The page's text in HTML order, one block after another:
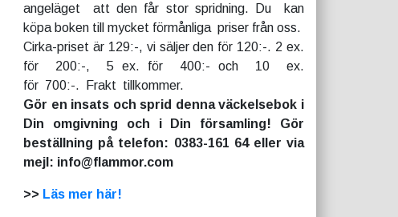
angeläget att den får stor spridning. Du kan
köpa boken till mycket förmånliga priser från oss.
Cirka-priset är 129:-, vi säljer den för 120:-. 2 ex.
för 200:-, 5 ex. för 400:- och 10 ex.
för 700:-. Frakt tillkommer.
Gör en insats och sprid denna väckelsebok i
Din omgivning och i Din församling! Gör
beställning på telefon: 0383-161 64 eller via
mejl: info@flammor.com
>> Läs mer här!